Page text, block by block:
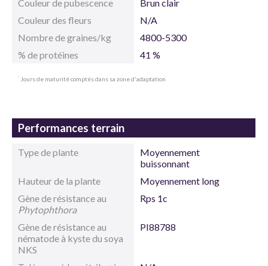
Couleur de pubescence
Brun clair
Couleur des fleurs
N/A
Nombre de graines/kg
4800-5300
% de protéines
41 %
* Jours de maturité comptés dans sa zone d'adaptation
Performances terrain
Type de plante
Moyennement
buissonnant
Hauteur de la plante
Moyennement long
Gène de résistance au
Phytophthora
Rps 1c
Gène de résistance au
nématode à kyste du soya
NKS
PI88788